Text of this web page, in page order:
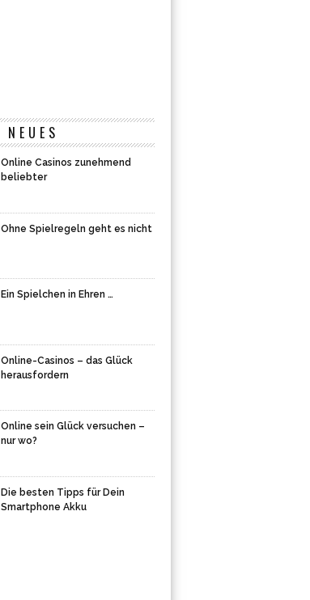
NEUES
Online Casinos zunehmend
beliebter
Ohne Spielregeln geht es nicht
Ein Spielchen in Ehren …
Online-Casinos – das Glück
herausfordern
Online sein Glück versuchen –
nur wo?
Die besten Tipps für Dein
Smartphone Akku